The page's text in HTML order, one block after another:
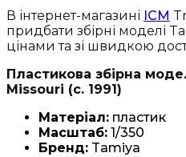
В інтернет-магазині ICM
придбати збірні моделі
цінами та зі швидкою
Пластикова збірна
Missouri (c. 1991)
Матеріал: пластик
Масштаб: 1/350
Бренд: Tamiya